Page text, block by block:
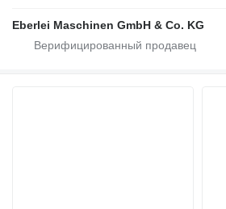
Eberlei Maschinen GmbH & Co. KG